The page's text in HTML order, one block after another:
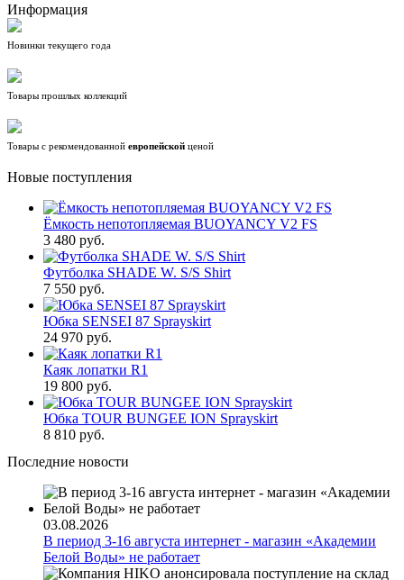
Информация
Новинки текущего года
Товары прошлых коллекций
Товары с рекомендованной европейской ценой
Новые поступления
Ёмкость непотопляемая BUOYANCY V2 FS
3 480 руб.
Футболка SHADE W. S/S Shirt
7 550 руб.
Юбка SENSEI 87 Sprayskirt
24 970 руб.
Каяк лопатки R1
19 800 руб.
Юбка TOUR BUNGEE ION Sprayskirt
8 810 руб.
Последние новости
03.08.2026
В период 3-16 августа интернет - магазин «Академии
Белой Воды» не работает